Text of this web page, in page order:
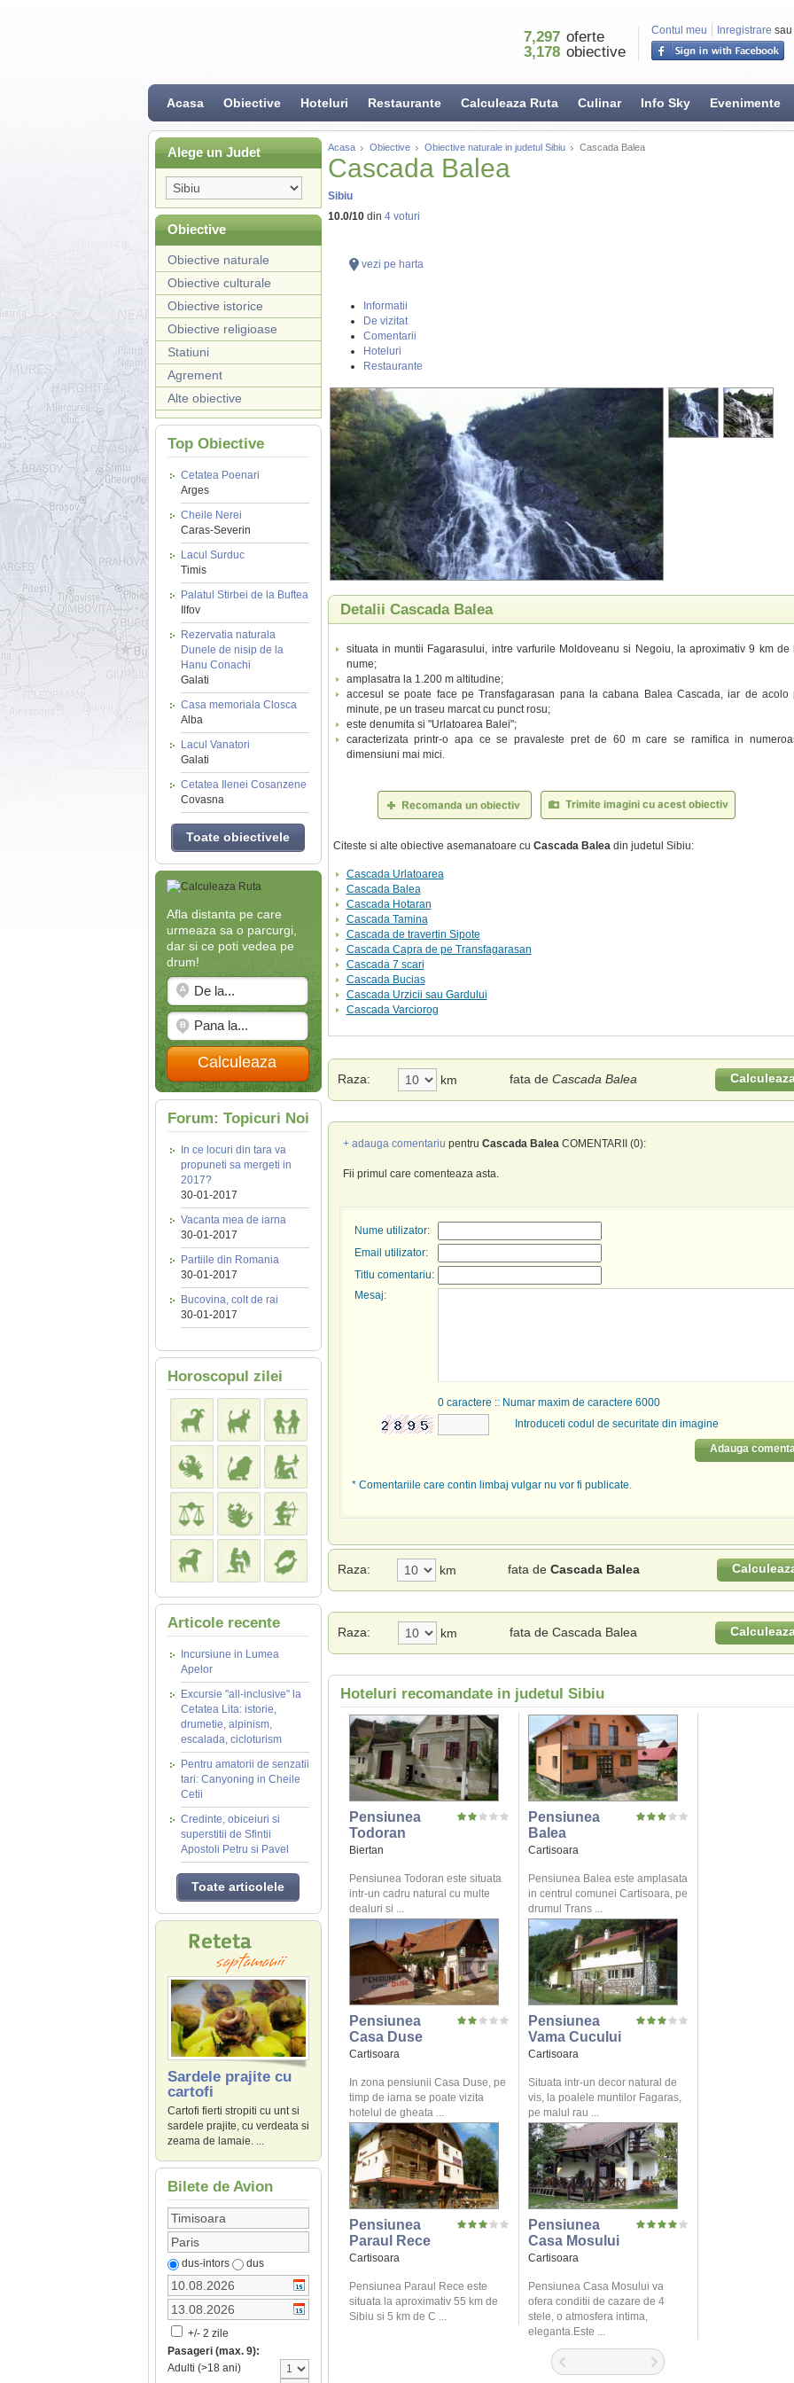
Contul meu Inregistrare sau
7,297 oferte
3,178 obiective
Acasa Obiective Hoteluri Restaurante Calculeaza Ruta Culinar Info Sky Evenimente
Alege un Judet
Obiective
Obiective naturale
Obiective culturale
Obiective istorice
Obiective religioase
Statiuni
Agrement
Alte obiective
Top Obiective
Cetatea Poenari
Arges
Cheile Nerei
Caras-Severin
Lacul Surduc
Timis
Palatul Stirbei de la Buftea
Ilfov
Rezervatia naturala
Dunele de nisip de la
Hanu Conachi
Galati
Casa memoriala Closca
Alba
Lacul Vanatori
Galati
Cetatea Ilenei Cosanzene
Covasna
Toate obiectivele
Afla distanta pe care
urmeaza sa o parcurgi,
dar si ce poti vedea pe
drum!
Calculeaza
Forum: Topicuri Noi
In ce locuri din tara va
propuneti sa mergeti in
2017?
30-01-2017
Vacanta mea de iarna
30-01-2017
Partiile din Romania
30-01-2017
Bucovina, colt de rai
30-01-2017
Horoscopul zilei
Articole recente
Incursiune in Lumea
Apelor
Excursie "all-inclusive" la
Cetatea Lita: istorie,
drumetie, alpinism,
escalada, cicloturism
Pentru amatorii de senzatii
tari: Canyoning in Cheile
Cetii
Credinte, obiceiuri si
superstitii de Sfintii
Apostoli Petru si Pavel
Toate articolele
Sardele prajite cu
cartofi
Cartofi fierti stropiti cu unt si
sardele prajite, cu verdeata si
zeama de lamaie. ...
Bilete de Avion
dus-intors dus
+/- 2 zile
Pasageri (max. 9):
Adulti (>18 ani)
Acasa Obiective Obiective naturale in judetul Sibiu Cascada Balea
Cascada Balea
Sibiu
10.0/10din 4voturi
vezi pe harta
Informatii
De vizitat
Comentarii
Hoteluri
Restaurante
Detalii Cascada Balea
situata in muntii Fagarasului, intre varfurile Moldoveanu si Negoiu, la aproximativ 9 km
nume;
amplasatra la 1.200 m altitudine;
accesul se poate face pe Transfagarasan pana la cabana Balea Cascada, iar de
minute, pe un traseu marcat cu punct rosu;
este denumita si "Urlatoarea Balei";
caracterizata printr-o apa ce se pravaleste pret de 60 m care se ramifica in
dimensiuni mai mici.
Citeste si alte obiective asemanatoare cu Cascada Baleadin judetul Sibiu:
Cascada Urlatoarea
Cascada Balea
Cascada Hotaran
Cascada Tamina
Cascada de travertin Sipote
Cascada Capra de pe Transfagarasan
Cascada 7 scari
Cascada Bucias
Cascada Urzicii sau Gardului
Cascada Varciorog
Raza: km fata de Cascada Balea
+ adauga comentariu pentru Cascada BaleaCOMENTARII (0):
Fii primul care comenteaza asta.
Nume utilizator:
Email utilizator:
Titlu comentariu:
Mesaj:
0caractere :: Numar maxim de caractere 6000
Introduceti codul de securitate din imagine
Adauga
* Comentariile care contin limbaj vulgar nu vor fi publicate.
Raza: km fata de Cascada Balea
Raza: km fata de Cascada Balea
Hoteluri recomandate in judetul Sibiu
Pensiunea
Todoran
Biertan
Pensiunea Todoran este situata
intr-un cadru natural cu multe
dealuri si ...
Pensiunea
Balea
Cartisoara
Pensiunea Balea este amplasata
in centrul comunei Cartisoara, pe
drumul Trans ...
Pensiunea
Casa Duse
Cartisoara
In zona pensiunii Casa Duse, pe
timp de iarna se poate vizita
hotelul de gheata ...
Pensiunea
Vama Cucului
Cartisoara
Situata intr-un decor natural de
vis, la poalele muntilor Fagaras,
pe malul rau ...
Pensiunea
Paraul Rece
Cartisoara
Pensiunea Paraul Rece este
situata la aproximativ 55 km de
Sibiu si 5 km de C ...
Pensiunea
Casa Mosului
Cartisoara
Pensiunea Casa Mosului va
ofera conditii de cazare de 4
stele, o atmosfera intima,
eleganta.Este ...